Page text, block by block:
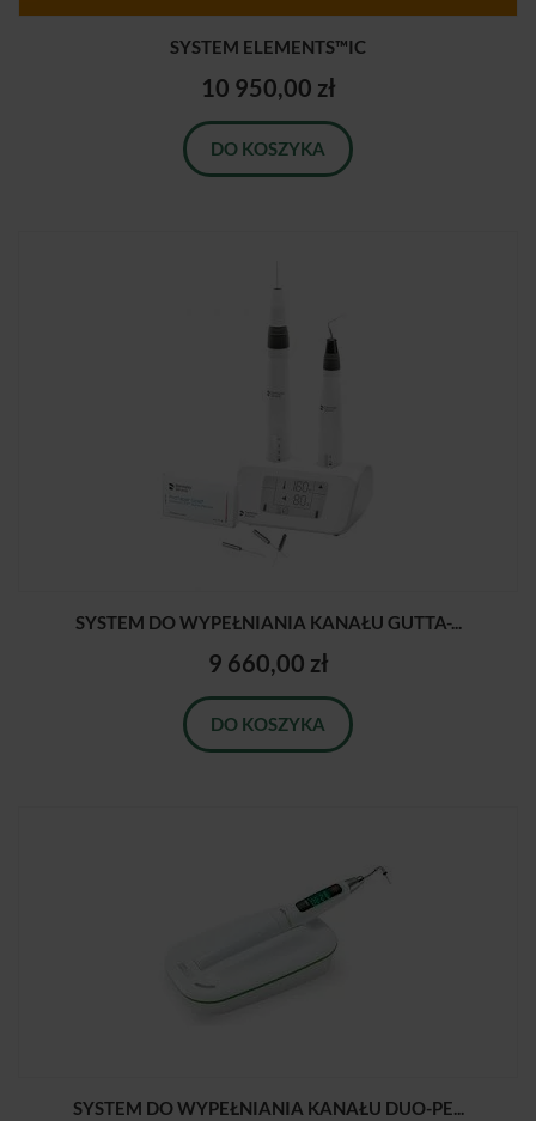
SYSTEM ELEMENTS™IC
10 950,00 zł
DO KOSZYKA
SYSTEM DO WYPEŁNIANIA KANAŁU GUTTA-...
9 660,00 zł
DO KOSZYKA
SYSTEM DO WYPEŁNIANIA KANAŁU DUO-PE...